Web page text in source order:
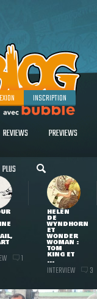
INSCRIPTION
REVIEWS PREVIEWS
PLUS
1
HELEN
DE
WYNDHORN
ET
WONDER
WOMAN :
TOM
KING ET
...
INTERVIEW 3